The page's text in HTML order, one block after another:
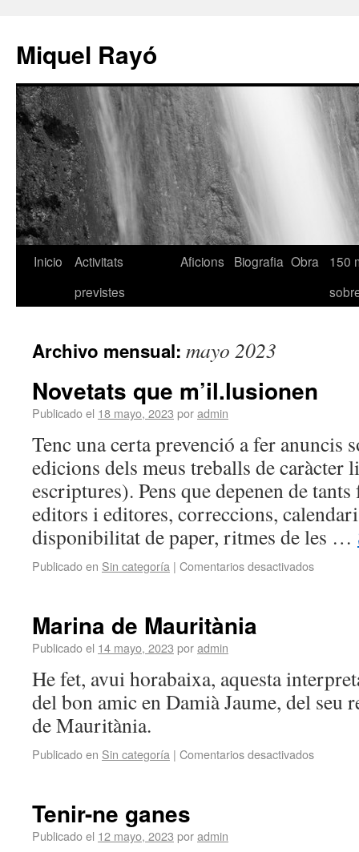
Miquel Rayó
Inicio
Activitats
previstes
Aficions Biografia Obra
150
Archivo mensual: mayo 2023
Novetats que m’il.lusionen
Publicado el 18 mayo, 2023 poradmin
Tenc una certa prevenció a fer anuncis
edicions dels meus treballs de caràcter
escriptures). Pens que depenen de
editors i editores, correccions,
disponibilitat de paper, ritmes de les …
Publicado en Sin categoría | Comentarios desactivados
Marina de Mauritània
Publicado el 14 mayo, 2023 poradmin
He fet, avui horabaixa, aquesta
del bon amic en Damià Jaume, del seu
de Mauritània.
Publicado en Sin categoría | Comentarios desactivados
Tenir-ne ganes
Publicado el 12 mayo, 2023 poradmin